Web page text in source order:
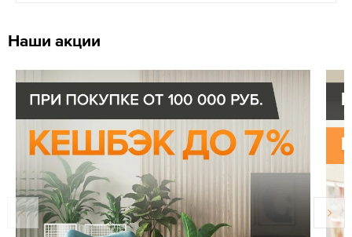
Наши акции